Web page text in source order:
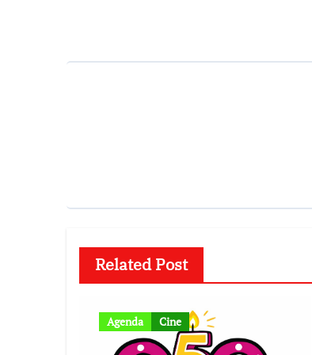
Related Post
Agenda Cine